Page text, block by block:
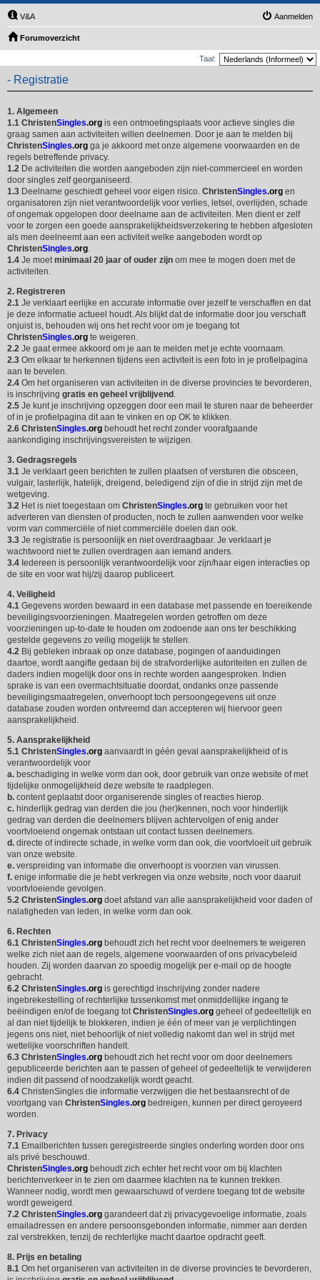
V&A Aanmelden
Forumoverzicht
Taal:
- Registratie
1. Algemeen
1.1 ChristenSingles.org is een ontmoetingsplaats voor actieve singles die
graag samen aan activiteiten willen deelnemen. Door je aan te melden bij
ChristenSingles.org ga je akkoord met onze algemene voorwaarden en de
regels betreffende privacy.
1.2 De activiteiten die worden aangeboden zijn niet-commercieel en worden
door singles zelf georganiseerd.
1.3 Deelname geschiedt geheel voor eigen risico. ChristenSingles.org en
organisatoren zijn niet verantwoordelijk voor verlies, letsel, overlijden, schade
of ongemak opgelopen door deelname aan de activiteiten. Men dient er zelf
voor te zorgen een goede aansprakelijkheidsverzekering te hebben afgesloten
als men deelneemt aan een activiteit welke aangeboden wordt op
ChristenSingles.org.
1.4 Je moetminimaal 20 jaar of ouder zijn om mee te mogen doen met de
activiteiten.
2. Registreren
2.1 Je verklaart eerlijke en accurate informatie over jezelf te verschaffen en dat
je deze informatie actueel houdt. Als blijkt dat de informatie door jou verschaft
onjuist is, behouden wij ons het recht voor om je toegang tot
ChristenSingles.org te weigeren.
2.2 Je gaat ermee akkoord om je aan te melden met je echte voornaam.
2.3 Om elkaar te herkennen tijdens een activiteit is een foto in je profielpagina
aan te bevelen.
2.4 Om het organiseren van activiteiten in de diverse provincies te bevorderen,
is inschrijving gratis en geheel vrijblijvend .
2.5 Je kunt je inschrijving opzeggen door een mail te sturen naar de beheerder
of in je profielpagina dit aan te vinken en op OK te klikken.
2.6 ChristenSingles.org behoudt het recht zonder voorafgaande
aankondiging inschrijvingsvereisten te wijzigen.
3. Gedragsregels
3.1 Je verklaart geen berichten te zullen plaatsen of versturen die obsceen,
vulgair, lasterlijk, hatelijk, dreigend, beledigend zijn of die in strijd zijn met de
wetgeving.
3.2 Het is niet toegestaan om ChristenSingles.org te gebruiken voor het
adverteren van diensten of producten, noch te zullen aanwenden voor welke
vorm van commerciële of niet commerciële doelen dan ook.
3.3 Je registratie is persoonlijk en niet overdraagbaar. Je verklaart je
wachtwoord niet te zullen overdragen aan iemand anders.
3.4 Iedereen is persoonlijk verantwoordelijk voor zijn/haar eigen interacties op
de site en voor wat hij/zij daarop publiceert.
4. Veiligheid
4.1 Gegevens worden bewaard in een database met passende en toereikende
beveiligingsvoorzieningen. Maatregelen worden getroffen om deze
voorzieningen up-to-date te houden om zodoende aan ons ter beschikking
gestelde gegevens zo veilig mogelijk te stellen.
4.2 Bij gebleken inbraak op onze database, pogingen of aanduidingen
daartoe, wordt aangifte gedaan bij de strafvorderlijke autoriteiten en zullen de
daders indien mogelijk door ons in rechte worden aangesproken. Indien
sprake is van een overmachtsituatie doordat, ondanks onze passende
beveiligingsmaatregelen, onverhoopt toch persoongegevens uit onze
database zouden worden ontvreemd dan accepteren wij hiervoor geen
aansprakelijkheid.
5. Aansprakelijkheid
5.1 ChristenSingles.org aanvaardt in géén geval aansprakelijkheid of is
verantwoordelijk voor
a. beschadiging in welke vorm dan ook, door gebruik van onze website of met
tijdelijke onmogelijkheid deze website te raadplegen.
b. content geplaatst door organiserende singles of reacties hierop.
c. hinderlijk gedrag van derden die jou (her)kennen, noch voor hinderlijk
gedrag van derden die deelnemers blijven achtervolgen of enig ander
voortvloeiend ongemak ontstaan uit contact tussen deelnemers.
d. directe of indirecte schade, in welke vorm dan ook, die voortvloeit uit gebruik
van onze website.
e. verspreiding van informatie die onverhoopt is voorzien van virussen.
f. enige informatie die je hebt verkregen via onze website, noch voor daaruit
voortvloeiende gevolgen.
5.2 ChristenSingles.org doet afstand van alle aansprakelijkheid voor daden of
nalatigheden van leden, in welke vorm dan ook.
6. Rechten
6.1 ChristenSingles.org behoudt zich het recht voor deelnemers te weigeren
welke zich niet aan de regels, algemene voorwaarden of ons privacybeleid
houden. Zij worden daarvan zo spoedig mogelijk per e-mail op de hoogte
gebracht.
6.2 ChristenSingles.org is gerechtigd inschrijving zonder nadere
ingebrekestelling of rechterlijke tussenkomst met onmiddellijke ingang te
beëindigen en/of de toegang totChristenSingles.org geheel of gedeeltelijk en
al dan niet tijdelijk te blokkeren, indien je één of meer van je verplichtingen
jegens ons niet, niet behoorlijk of niet volledig nakomt dan wel in strijd met
wettelijke voorschriften handelt.
6.3 ChristenSingles.org behoudt zich het recht voor om door deelnemers
gepubliceerde berichten aan te passen of geheel of gedeeltelijk te verwijderen
indien dit passend of noodzakelijk wordt geacht.
6.4 ChristenSingles die informatie verzwijgen die het bestaansrecht of de
voortgang van ChristenSingles.org bedreigen, kunnen per direct geroyeerd
worden.
7. Privacy
7.1 Emailberichten tussen geregistreerde singles onderling worden door ons
als privé beschouwd.
ChristenSingles.org behoudt zich echter het recht voor om bij klachten
berichtenverkeer in te zien om daarmee klachten na te kunnen trekken.
Wanneer nodig, wordt men gewaarschuwd of verdere toegang tot de website
wordt geweigerd.
7.2 ChristenSingles.org garandeert dat zij privacygevoelige informatie, zoals
emailadressen en andere persoonsgebonden informatie, nimmer aan derden
zal verstrekken, tenzij de rechterlijke macht daartoe opdracht geeft.
8. Prijs en betaling
8.1 Om het organiseren van activiteiten in de diverse provincies te bevorderen,